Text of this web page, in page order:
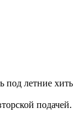
летние
подачей.